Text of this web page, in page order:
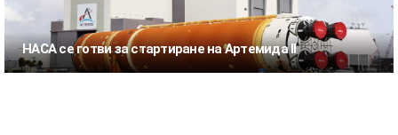
НАСА се готви за стартиране на Артемида II